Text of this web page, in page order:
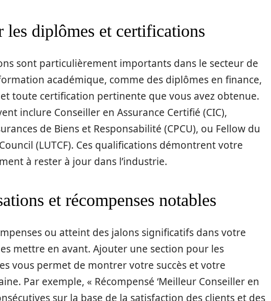
les diplômes et certifications
sont particulièrement importants dans le secteur de
académique, comme des diplômes en finance,
toute certification pertinente que vous avez obtenue.
inclure Conseiller en Assurance Certifié (CIC),
de Biens et Responsabilité (CPCU), ou Fellow du
(LUTCF). Ces qualifications démontrent votre
à rester à jour dans l’industrie.
et récompenses notables
ou atteint des jalons significatifs dans votre
mettre en avant. Ajouter une section pour les
vous permet de montrer votre succès et votre
Par exemple, « Récompensé ‘Meilleur Conseiller en
sur la base de la satisfaction des clients et des